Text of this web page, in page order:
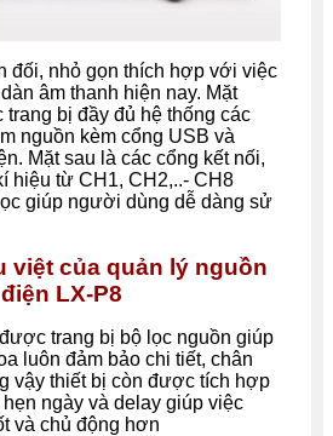
đối, nhỏ gọn thích hợp với việc
âm thanh hiện nay. Mặt
bị đầy đủ hệ thống các
nguồn kèm cổng USB và
Mặt sau là các cổng kết nối,
hiệu từ CH1, CH2,..- CH8
giúp người dùng dễ dàng sử
việt của quản lý nguồn
điện LX-P8
trang bị bộ lọc nguồn giúp
luôn đảm bảo chi tiết, chân
vậy thiết bị còn được tích hợp
ngày và delay giúp việc
và chủ động hơn